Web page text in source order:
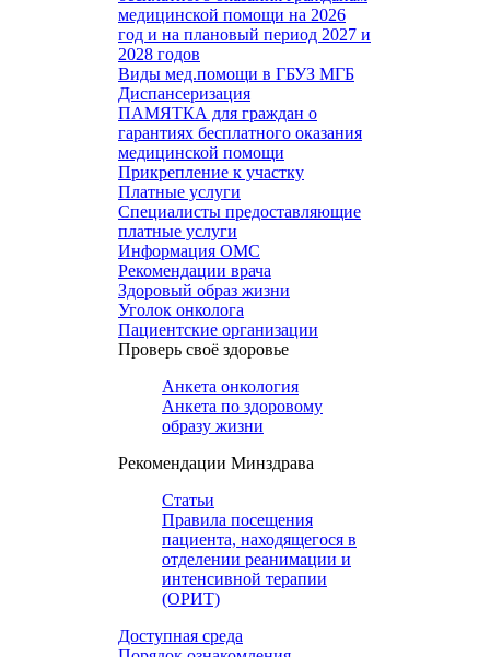
медицинской помощи на 2026
год и на плановый период 2027 и
2028 годов
Виды мед.помощи в ГБУЗ МГБ
Диспансеризация
ПАМЯТКА для граждан о
гарантиях бесплатного оказания
медицинской помощи
Прикрепление к участку
Платные услуги
Специалисты предоставляющие
платные услуги
Информация ОМС
Рекомендации врача
Здоровый образ жизни
Уголок онколога
Пациентские организации
Проверь своё здоровье
Анкета онкология
Анкета по здоровому
образу жизни
Рекомендации Минздрава
Статьи
Правила посещения
пациента, находящегося в
отделении реанимации и
интенсивной терапии
(ОРИТ)
Доступная среда